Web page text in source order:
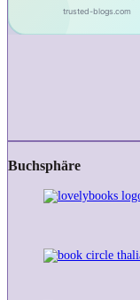
Buchsphäre